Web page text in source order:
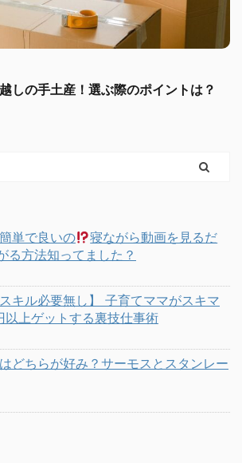
しの手土産！選ぶ際のポイントは？
単で良いの
寝ながら動画を見るだ
る方法知ってました？
キル必要無し】 子育てママがスキマ
上ゲットする裏技仕事術
どちらが好み？サーモスとスタンレー